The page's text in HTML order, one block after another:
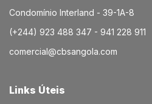
Condomínio Interland - 39-1A-8
(+244) 923 488 347 - 941 228 911
comercial@cbsangola.com
Links Úteis